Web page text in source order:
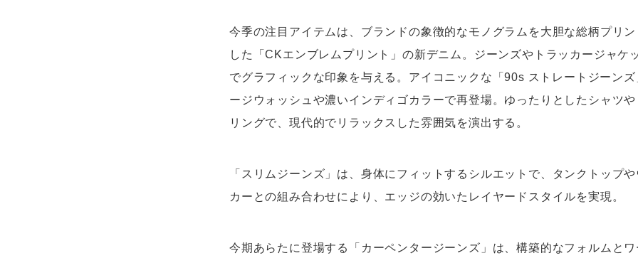
今季の注目アイテムは、ブランドの象徴的なモノグラムを大胆な総柄プリ
した「CKエンブレムプリント」の新デニム。ジーンズやトラッカージャケ
でグラフィックな印象を与える。アイコニックな「90s ストレートジーン
ージウォッシュや濃いインディゴカラーで再登場。ゆったりとしたシャツ
リングで、現代的でリラックスした雰囲気を演出する。
「スリムジーンズ」は、身体にフィットするシルエットで、タンクトップ
カーとの組み合わせにより、エッジの効いたレイヤードスタイルを実現。
今期あらたに登場する「カーペンタージーンズ」は、構築的なフォルムと